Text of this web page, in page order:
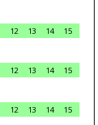
12 13 14
15
12 13 14
15
12 13 14
15